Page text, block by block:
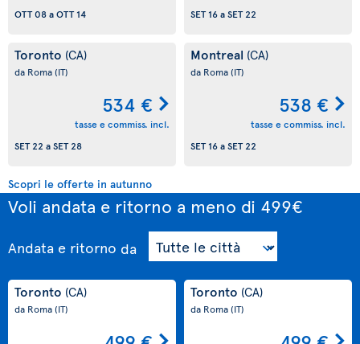
OTT 08aOTT 14
SET 16aSET 22
Toronto (CA)
da Roma(IT)
534 €
tasse e commiss. incl.
SET 22 aSET 28
Montreal (CA)
da Roma(IT)
538 €
tasse e commiss. incl.
SET 16aSET 22
Scopri le offerte in autunno
Voli andata e ritorno a meno di 499€
Andata e ritorno da
Toronto (CA)
da Roma(IT)
Toronto (CA)
da Roma(IT)